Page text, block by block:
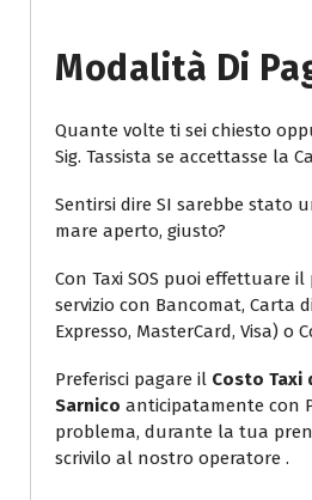
Modalità Di
Quante volte ti sei chiesto
Sig. Tassista se accettasse la
Sentirsi dire SI sarebbe stato
mare aperto, giusto?
Con Taxi SOS puoi effettuare
servizio con Bancomat, Carta
Expresso, MasterCard, Visa) o
Preferisci pagare il Costo Taxi
Sarnico anticipatamente con
problema, durante la tua
scrivilo al nostro operatore .